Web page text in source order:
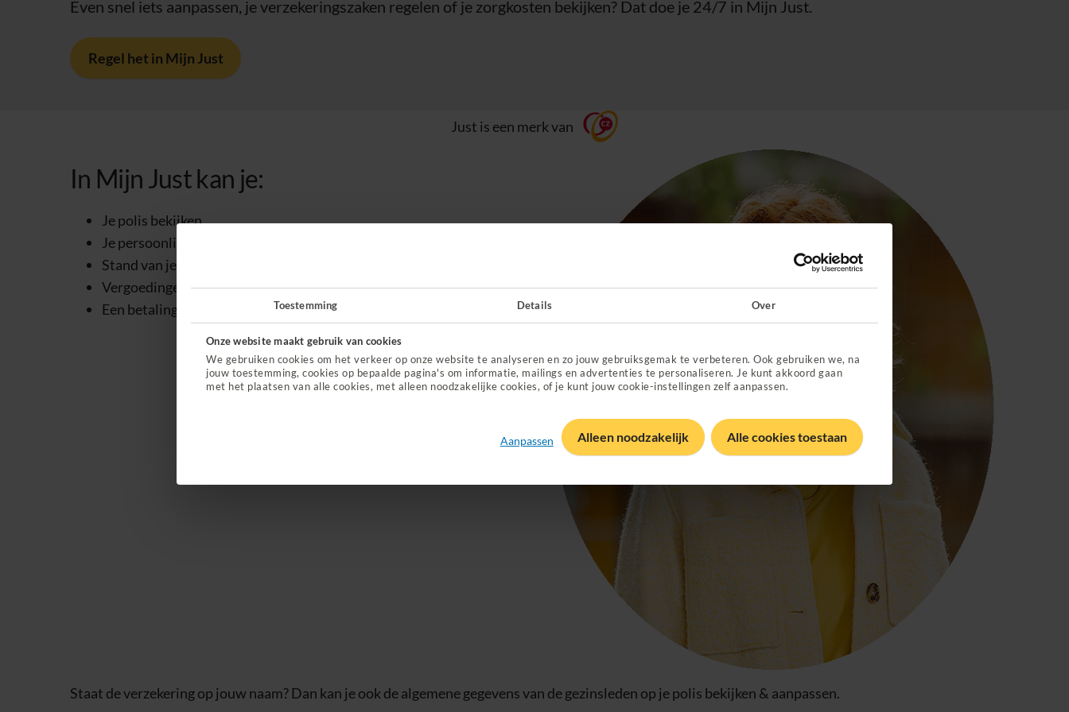
Toestemming Details Over
Onze website maakt gebruik van cookies
We gebruiken cookies om het verkeer op onze website te analyseren en zo jouw gebruiksgemak te verbeteren. Ook gebruiken we, na
jouw toestemming, cookies op bepaalde pagina's om informatie, mailings en advertenties te personaliseren. Je kunt akkoord gaan
met het plaatsen van alle cookies, met alleen noodzakelijke cookies, of je kunt jouw cookie-instellingen zelf aanpassen.
Alleen noodzakelijk
Aanpassen Alle cookies toestaan
Even snel iets aanpassen, je verzekeringszaken regelen of je zorgkosten bekijken? Dat doe je 24/7 in Mijn Just.
Regel het in Mijn Just
Just is een merk van
In Mijn Just kan je:
Je polis bekijken
Je persoonlijke gegevens aanpassen
Stand van je eigen risico bekijken
Vergoedingen en voorwaarden checken
Een betalingsregeling aanvragen
Staat de verzekering op jouw naam? Dan kan je ook de algemene gegevens van de gezinsleden op je polis bekijken & aanpassen.